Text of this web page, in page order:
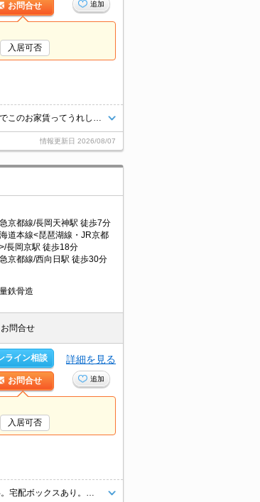
お問合せ 追加
入居可否
情報更新日 2026/08/07
京都線/長岡天神駅 徒歩7分
道本線<琵琶湖線・JR京都
長岡京駅 徒歩18分
京都線/西向日駅 徒歩30分
鉄骨造
お問合せ
ライン相談
お問合せ
詳細を見る
追加
入居可否